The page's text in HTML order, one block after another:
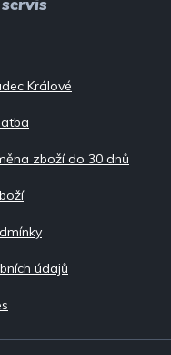
Králové
zboží do 30 dnů
údajů